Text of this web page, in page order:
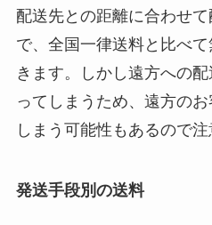
配送先との距離に合わせ
で、全国一律送料と比べ
きます。しかし遠方への
ってしまうため、遠方の
しまう可能性もあるので注
発送手段別の送料